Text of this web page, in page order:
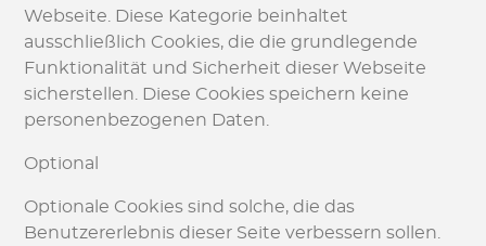
Webseite. Diese Kategorie beinhaltet
ausschließlich Cookies, die die grundlegende
Funktionalität und Sicherheit dieser Webseite
sicherstellen. Diese Cookies speichern keine
personenbezogenen Daten.
Optional
Optionale Cookies sind solche, die das
Benutzererlebnis dieser Seite verbessern sollen.